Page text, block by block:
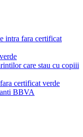
intra fara certificat
care stau cu copiii
certificat verde
BBVA